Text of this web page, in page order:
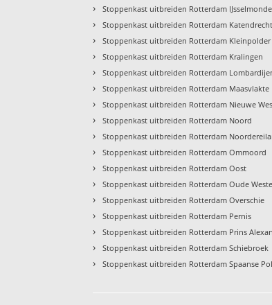
› Stoppenkast uitbreiden Rotterdam IJsselmonde
› Stoppenkast uitbreiden Rotterdam Katendrecht
› Stoppenkast uitbreiden Rotterdam Kleinpolder
› Stoppenkast uitbreiden Rotterdam Kralingen
› Stoppenkast uitbreiden Rotterdam
› Stoppenkast uitbreiden Rotterdam Maasvlakte
› Stoppenkast uitbreiden Rotterdam Nieuwe
› Stoppenkast uitbreiden Rotterdam Noord
› Stoppenkast uitbreiden Rotterdam
› Stoppenkast uitbreiden Rotterdam Ommoord
› Stoppenkast uitbreiden Rotterdam Oost
› Stoppenkast uitbreiden Rotterdam Oude
› Stoppenkast uitbreiden Rotterdam Overschie
› Stoppenkast uitbreiden Rotterdam Pernis
› Stoppenkast uitbreiden Rotterdam Prins
› Stoppenkast uitbreiden Rotterdam Schiebroek
› Stoppenkast uitbreiden Rotterdam Spaanse